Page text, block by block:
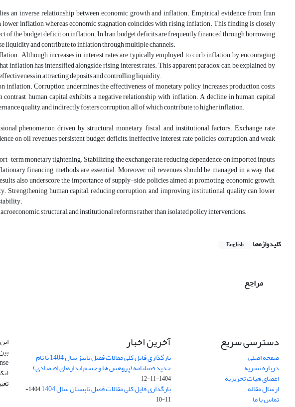
an inverse relationship between economic growth and inflation. Empirical evidence from Iran
inflation, whereas economic stagnation coincides with rising inflation. This finding is closely
of the budget deficit on inflation. In Iran, budget deficits are frequently financed through borrowing
liquidity and contribute to inflation through multiple channels.
Although increases in interest rates are typically employed to curb inflation by encouraging
inflation has intensified alongside rising interest rates. This apparent paradox can be explained by
in attracting deposits and controlling liquidity.
inflation. Corruption undermines the effectiveness of monetary policy, increases production costs,
contrast, human capital exhibits a negative relationship with inflation. A decline in human capital
quality, and indirectly fosters corruption, all of which contribute to higher inflation.
phenomenon driven by structural, monetary, fiscal, and institutional factors. Exchange rate
on oil revenues, persistent budget deficits, ineffective interest rate policies, corruption, and weak
term monetary tightening. Stabilizing the exchange rate, reducing dependence on imported inputs,
financing methods are essential. Moreover, oil revenues should be managed in a way that
also underscore the importance of supply-side policies aimed at promoting economic growth,
Strengthening human capital, reducing corruption, and improving institutional quality can lower
.
structural, and institutional reforms rather than isolated policy interventions.
کلیدواژه‌ها English
مراجع
دسترسی سریع
صفحه اصلی
درباره نشریه
اعضای هیات تحریریه
ارسال مقاله
تماس با ما
آخرین اخبار
بارگذاری فایل کلی مقالات فصل پاییز سال 1404 با نام
جدید فصلنامه (پژوهش ها و چشم اندازهای اقتصادی)
1404-11-12
بارگذاری فایل کلی مقالات فصل تابستان سال 1404
1404-
11-10